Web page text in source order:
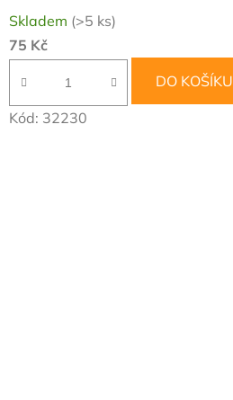
Skladem (>5 ks)
75 Kč
DO KOŠÍKU
Kód: 32230